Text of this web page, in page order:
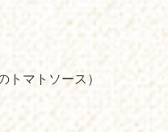
マトソース）